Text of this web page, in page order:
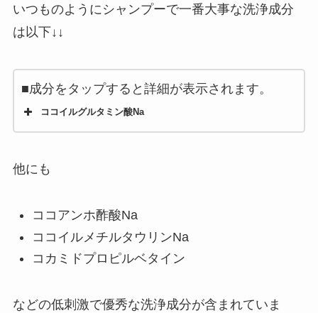
いつものようにシャンプーで一番大事な洗浄成分
は以下↓↓
■成分をタップすると詳細が表示されます。
ココイルグルタミン酸Na
他にも
ココアンホ酢酸Na
ココイルメチルタウリンNa
コカミドプロピルベタイン
などの低刺激で優秀な洗浄成分が含まれていま